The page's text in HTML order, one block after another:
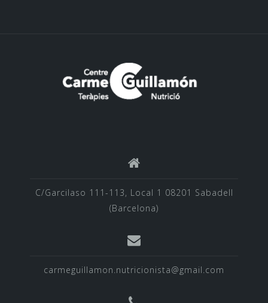
C/Garcilaso 111-113, Local 1 08201 Sabadell
(Barcelona)
carmeguillamon.nutricionista@gmail.com